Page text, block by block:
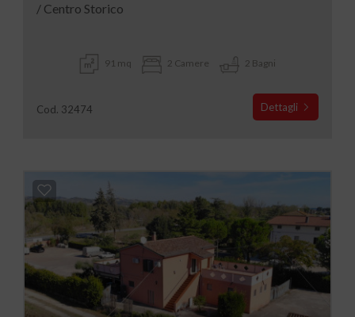
/ Centro Storico
91 mq 2 Camere 2 Bagni
Cod. 32474 Dettagli